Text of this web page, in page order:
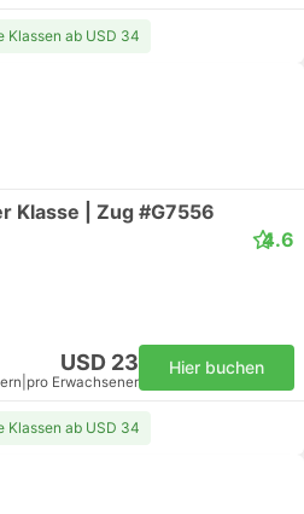
Klassen ab USD 34
Klasse | Zug #G7556
4.6
USD 23
pro Erwachsener
Hier buchen
Klassen ab USD 34